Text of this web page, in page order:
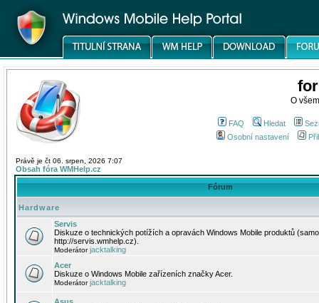
O
FAQ Hledat
Osobní nastavení
Právě je čt 06. srpen, 2026 7:07
Obsah fóra WMHelp.cz
Fórum
Hardware
Servis
Diskuze o technických potížích a opravách Windows Mobile produktů
http://servis.wmhelp.cz).
Moderátorjacktalking
Acer
Diskuze o Windows Mobile zařízeních značky Acer.
Moderátorjacktalking